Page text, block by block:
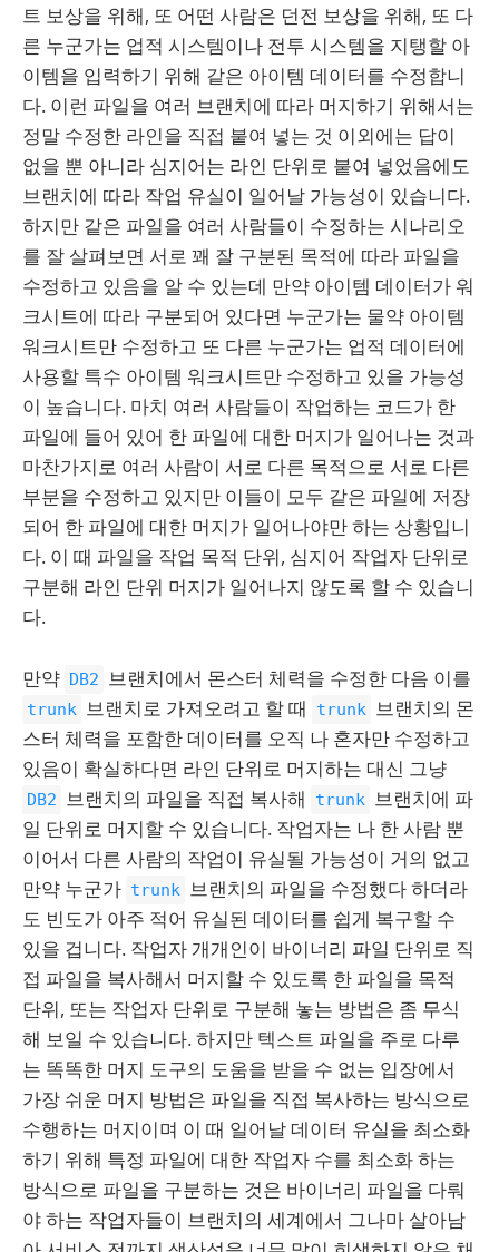
트 보상을 위해, 또 어떤 사람은 던전 보상을 위해, 또 다
른 누군가는 업적 시스템이나 전투 시스템을 지탱할 아
이템을 입력하기 위해 같은 아이템 데이터를 수정합니
다. 이런 파일을 여러 브랜치에 따라 머지하기 위해서는
정말 수정한 라인을 직접 붙여 넣는 것 이외에는 답이
없을 뿐 아니라 심지어는 라인 단위로 붙여 넣었음에도
브랜치에 따라 작업 유실이 일어날 가능성이 있습니다.
하지만 같은 파일을 여러 사람들이 수정하는 시나리오
를 잘 살펴보면 서로 꽤 잘 구분된 목적에 따라 파일을
수정하고 있음을 알 수 있는데 만약 아이템 데이터가 워
크시트에 따라 구분되어 있다면 누군가는 물약 아이템
워크시트만 수정하고 또 다른 누군가는 업적 데이터에
사용할 특수 아이템 워크시트만 수정하고 있을 가능성
이 높습니다. 마치 여러 사람들이 작업하는 코드가 한
파일에 들어 있어 한 파일에 대한 머지가 일어나는 것과
마찬가지로 여러 사람이 서로 다른 목적으로 서로 다른
부분을 수정하고 있지만 이들이 모두 같은 파일에 저장
되어 한 파일에 대한 머지가 일어나야만 하는 상황입니
다. 이 때 파일을 작업 목적 단위, 심지어 작업자 단위로
구분해 라인 단위 머지가 일어나지 않도록 할 수 있습니
다.
만약 DB2 브랜치에서 몬스터 체력을 수정한 다음 이를
trunk 브랜치로 가져오려고 할 때 trunk 브랜치의 몬
스터 체력을 포함한 데이터를 오직 나 혼자만 수정하고
있음이 확실하다면 라인 단위로 머지하는 대신 그냥
DB2 브랜치의 파일을 직접 복사해 trunk 브랜치에 파
일 단위로 머지할 수 있습니다. 작업자는 나 한 사람 뿐
이어서 다른 사람의 작업이 유실될 가능성이 거의 없고
만약 누군가 trunk 브랜치의 파일을 수정했다 하더라
도 빈도가 아주 적어 유실된 데이터를 쉽게 복구할 수
있을 겁니다. 작업자 개개인이 바이너리 파일 단위로 직
접 파일을 복사해서 머지할 수 있도록 한 파일을 목적
단위, 또는 작업자 단위로 구분해 놓는 방법은 좀 무식
해 보일 수 있습니다. 하지만 텍스트 파일을 주로 다루
는 똑똑한 머지 도구의 도움을 받을 수 없는 입장에서
가장 쉬운 머지 방법은 파일을 직접 복사하는 방식으로
수행하는 머지이며 이 때 일어날 데이터 유실을 최소화
하기 위해 특정 파일에 대한 작업자 수를 최소화 하는
방식으로 파일을 구분하는 것은 바이너리 파일을 다뤄
야 하는 작업자들이 브랜치의 세계에서 그나마 살아남